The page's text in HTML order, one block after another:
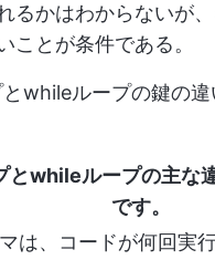
るかはわからないが
ことが条件である。
whileループの鍵の違
とwhileループの主な
です。
は、コードが何回実